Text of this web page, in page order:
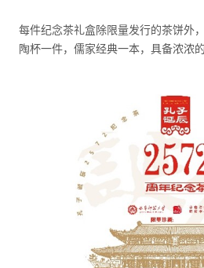
每件纪念茶礼盒除限量发行的茶饼外
陶杯一件，儒家经典一本，具备浓浓